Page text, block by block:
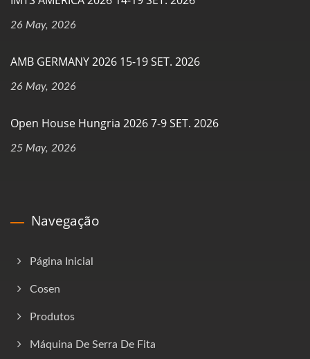
26 May, 2026
AMB GERMANY 2026 15-19 SET. 2026
26 May, 2026
Open House Hungria 2026 7-9 SET. 2026
25 May, 2026
Navegação
Página Inicial
Cosen
Produtos
Máquina De Serra De Fita